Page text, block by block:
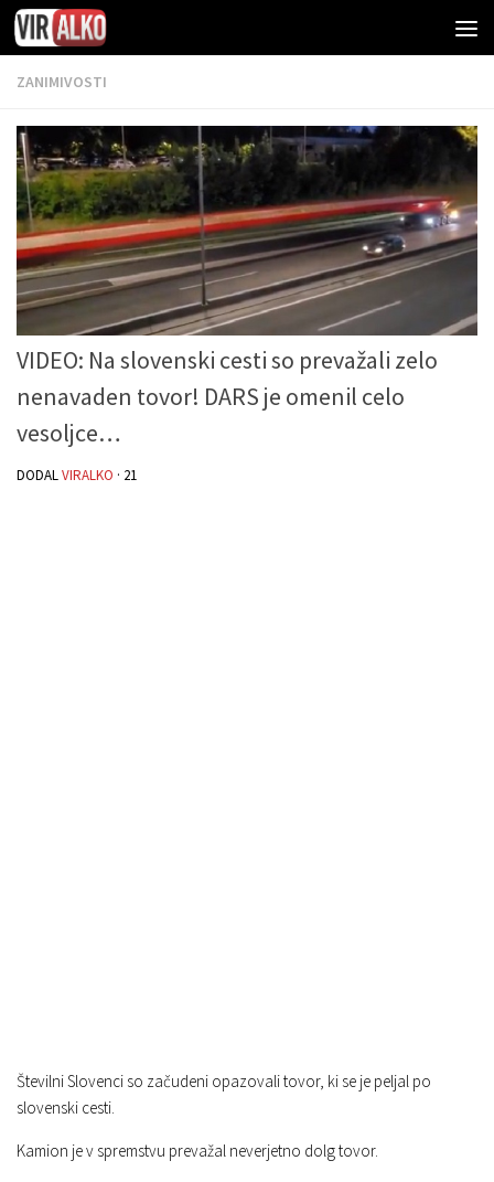
ZANIMIVOSTI
VIDEO: Na slovenski cesti so prevažali zelo
nenavaden tovor! DARS je omenil celo
vesoljce…
DODALVIRALKO · 21
Številni Slovenci so začudeni opazovali tovor, ki se je peljal po
slovenski cesti.
Kamion je v spremstvu prevažal neverjetno dolg tovor.